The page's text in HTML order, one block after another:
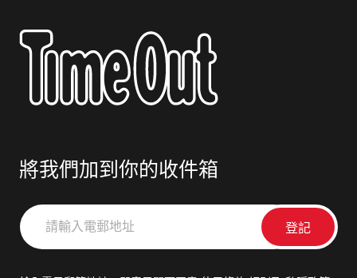
將我們加到你的收件箱
請
輸